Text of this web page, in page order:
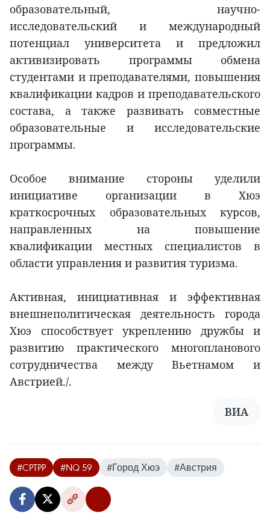
образовательный, научно-
исследовательский и международный
потенциал университета и предложил
активизировать программы обмена
студентами и преподавателями, повышения
квалификации кадров и преподавательского
состава, а также развивать совместные
образовательные и исследовательские
программы.
Особое внимание стороны уделили
инициативе организации в Хюэ
краткосрочных образовательных курсов,
направленных на повышение
квалификации местных специалистов в
области управления и развития туризма.
Активная, инициативная и эффективная
внешнеполитическая деятельность города
Хюэ способствует укреплению дружбы и
развитию практического многопланового
сотрудничества между Вьетнамом и
Австрией./.
ВИА
#CPTPP #NQ 59 #Город Хюэ #Австрия